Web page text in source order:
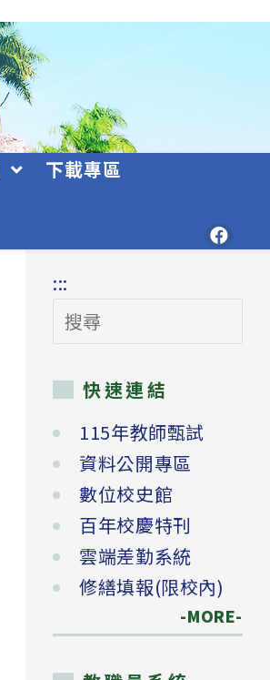
下載專區
:::
搜
尋
快速連結
115年教師甄試
資料公開專區
數位校史館
百年校慶特刊
雲端差勤系統
修繕填報(限校內)
-MORE-